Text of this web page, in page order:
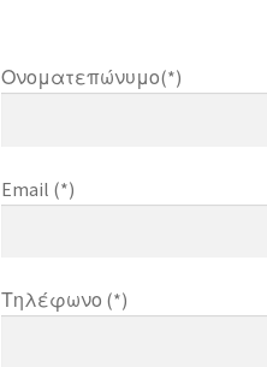
Ονοματεπώνυμο(*)
Email (*)
Τηλέφωνο (*)